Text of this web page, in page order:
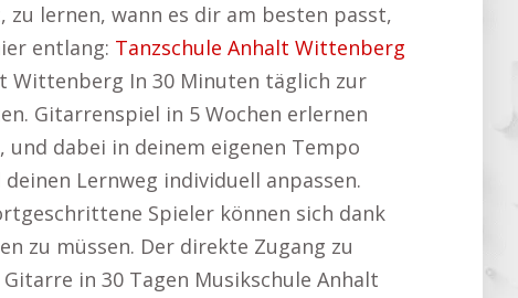
zu lernen, wann es dir am besten passt,
entlang: Tanzschule Anhalt Wittenberg
Wittenberg In 30 Minuten täglich zur
Gitarrenspiel in 5 Wochen erlernen
dabei in deinem eigenen Tempo
Lernweg individuell anpassen.
Spieler können sich dank
zu müssen. Der direkte Zugang zu
in 30 Tagen Musikschule Anhalt